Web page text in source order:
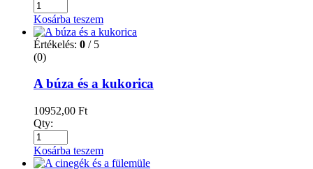
Kosárba teszem
Értékelés: 0 / 5
(0)
A búza és a kukorica
10952,00 Ft
Qty:
Kosárba teszem